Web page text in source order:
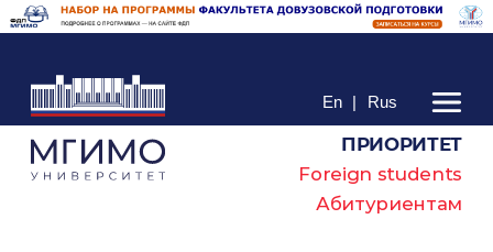
En | Rus
ПРИОРИТЕТ
Foreign students
Абитуриентам